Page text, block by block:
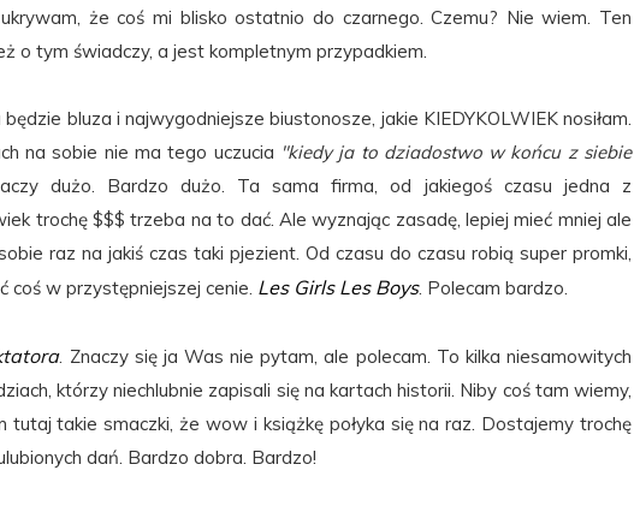
ukrywam, że coś mi blisko ostatnio do czarnego. Czemu? Nie wiem. Ten
o tym świadczy, a jest kompletnym przypadkiem.
bluza i najwygodniejsze biustonosze, jakie KIEDYKOLWIEK nosiłam.
na sobie nie ma tego uczucia "kiedy ja to dziadostwo w końcu z siebie
dużo. Bardzo dużo. Ta sama firma, od jakiegoś czasu jedna z
trochę $$$ trzeba na to dać. Ale wyznając zasadę, lepiej mieć mniej ale
raz na jakiś czas taki pjezient. Od czasu do czasu robią super promki,
w przystępniejszej cenie. Les Girls Les Boys. Polecam bardzo.
. Znaczy się ja Was nie pytam, ale polecam. To kilka niesamowitych
którzy niechlubnie zapisali się na kartach historii. Niby coś tam wiemy,
tutaj takie smaczki, że wow i książkę połyka się na raz. Dostajemy trochę
dań. Bardzo dobra. Bardzo!